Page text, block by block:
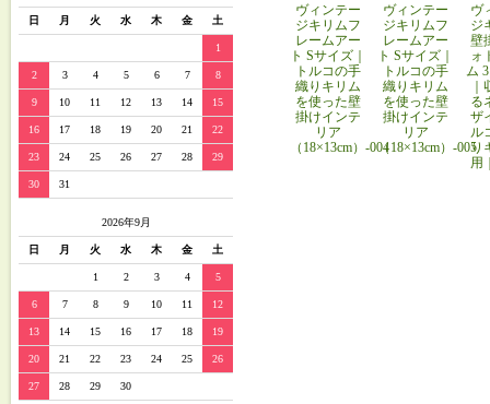
日 月 火 水 木 金 土
1
2 3 4 5 6 7 8
9 10 11 12 13 14 15
16 17 18 19 20 21 22
23 24 25 26 27 28 29
30 31
2026年9月
日 月 火 水 木 金 土
1 2 3 4 5
6 7 8 9 10 11 12
13 14 15 16 17 18 19
20 21 22 23 24 25 26
27 28 29 30
ヴィンテー
ジキリムフ
レームアー
ト Sサイズ｜
トルコの手
織りキリム
を使った壁
掛けインテ
リア
（18×13cm）-004
ヴィンテー
ジキリムフ
レームアー
ト Sサイズ｜
トルコの手
織りキリム
を使った壁
掛けインテ
リア
（18×13cm）-005
ヴ
ジ
壁
ォ
ム
る
ザ
ル
り
用